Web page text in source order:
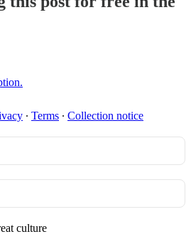
∙ Terms ∙ Collection notice
culture